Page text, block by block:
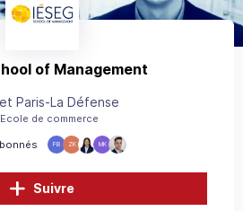
of Management
FB ZK MK
Paris-La Défense
Ecole de commerce
Suivre